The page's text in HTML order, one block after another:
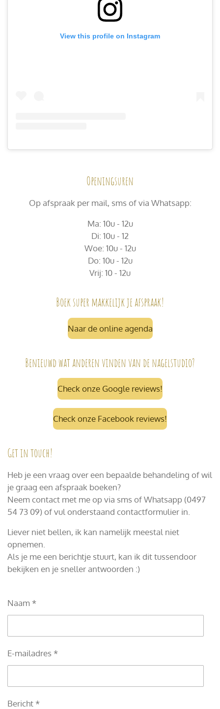
View this profile on Instagram
Openingsuren
Op afspraak per mail, sms of via Whatsapp:
Ma: 10u - 12u
Di: 10u - 12
Woe: 10u - 12u
Do: 10u - 12u
Vrij: 10 - 12u
Boek super makkelijk je afspraak!
Naar de online agenda
Benieuwd wat anderen vinden van de nagelstudio?
Check onze Google reviews!
Check onze Facebook reviews!
Get in touch!
Heb je een vraag over een bepaalde behandeling of wil
je graag een afspraak boeken?
Neem contact met me op via sms of Whatsapp (0497
54 73 09) of vul onderstaand contactformulier in.
Liever niet bellen, ik kan namelijk meestal niet
opnemen.
Als je me een berichtje stuurt, kan ik dit tussendoor
bekijken en je sneller antwoorden :)
Naam *
E-mailadres *
Bericht *